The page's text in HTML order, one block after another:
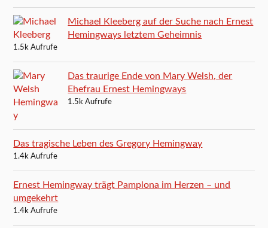
Michael Kleeberg auf der Suche nach Ernest
Hemingways letztem Geheimnis
1.5k Aufrufe
Das traurige Ende von Mary Welsh, der
Ehefrau Ernest Hemingways
1.5k Aufrufe
Das tragische Leben des Gregory Hemingway
1.4k Aufrufe
Ernest Hemingway trägt Pamplona im Herzen – und
umgekehrt
1.4k Aufrufe